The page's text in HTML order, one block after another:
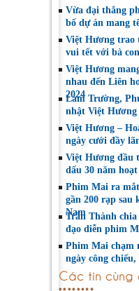
Vừa đại thắng
bố dự án mang
Việt Hương trao
vui tết với bà
Việt Hương
nhau đến Liên
2024
Lam Trường,
nhật Việt Hương
Việt Hương –
ngày cưới đầy
Việt Hương đầu
dấu 30 năm
Phim Mai ra
gần 200 rạp sau
Nam
Trấn Thành
đạo diễn phim
Phim Mai chạm
ngày công
Các tin cùng